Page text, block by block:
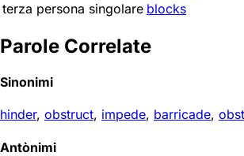
terza persona singolare blocks
Parole Correlate
Sinonimi
hinder, obstruct, impede, barricade,
Antònimi